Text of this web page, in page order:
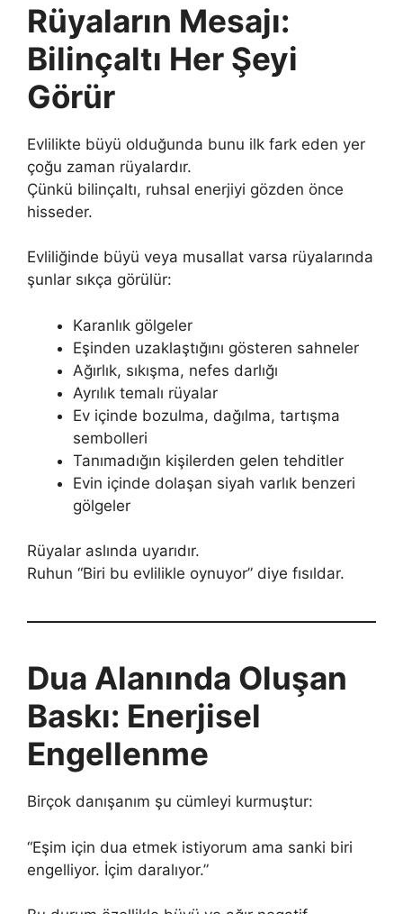
Rüyaların Mesajı:
Bilinçaltı Her Şeyi
Görür
Evlilikte büyü olduğunda bunu ilk fark eden yer
çoğu zaman rüyalardır.
Çünkü bilinçaltı, ruhsal enerjiyi gözden önce
hisseder.
Evliliğinde büyü veya musallat varsa rüyalarında
şunlar sıkça görülür:
Karanlık gölgeler
Eşinden uzaklaştığını gösteren sahneler
Ağırlık, sıkışma, nefes darlığı
Ayrılık temalı rüyalar
Ev içinde bozulma, dağılma, tartışma
sembolleri
Tanımadığın kişilerden gelen tehditler
Evin içinde dolaşan siyah varlık benzeri
gölgeler
Rüyalar aslında uyarıdır.
Ruhun “Biri bu evlilikle oynuyor” diye fısıldar.
Dua Alanında Oluşan
Baskı: Enerjisel
Engellenme
Birçok danışanım şu cümleyi kurmuştur:
“Eşim için dua etmek istiyorum ama sanki biri
engelliyor. İçim daralıyor.”